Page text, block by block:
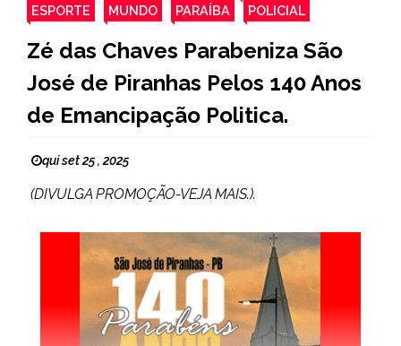
ESPORTE
MUNDO PARAÍBA POLICIAL
Zé das Chaves Parabeniza São
José de Piranhas Pelos 140 Anos
de Emancipação Politica.
qui set 25 , 2025
(DIVULGA PROMOÇÃO-VEJA MAIS.).